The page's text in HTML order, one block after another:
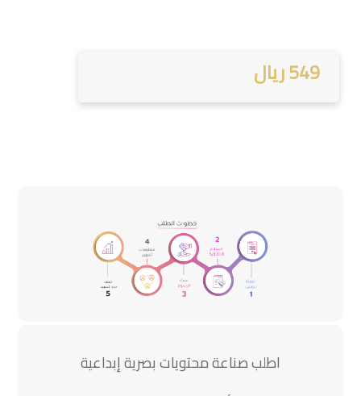
549 ريال
اطلب صناعة محتويات بصرية إبداعية